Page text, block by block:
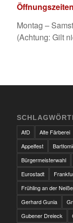
Öffnungszeiten
Montag –
(Achtung: Gilt
AfD
Alte Färberei
Appelfest
Bürgermeisterwahl
Eurostadt
Frühling an der Neiße
Gerhard Gunia
Gubener Dreieck